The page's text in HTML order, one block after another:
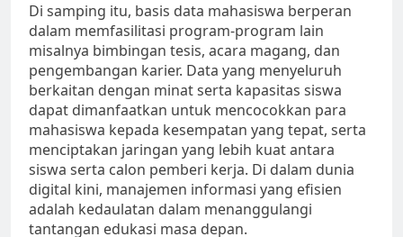
Di samping itu, basis data mahasiswa berperan
dalam memfasilitasi program-program lain
misalnya bimbingan tesis, acara magang, dan
pengembangan karier. Data yang menyeluruh
berkaitan dengan minat serta kapasitas siswa
dapat dimanfaatkan untuk mencocokkan para
mahasiswa kepada kesempatan yang tepat, serta
menciptakan jaringan yang lebih kuat antara
siswa serta calon pemberi kerja. Di dalam dunia
digital kini, manajemen informasi yang efisien
adalah kedaulatan dalam menanggulangi
tantangan edukasi masa depan.